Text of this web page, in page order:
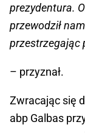
prezydentura.
przewodził
przestrzegając
– przyznał.
Zwracając się
abp Galbas